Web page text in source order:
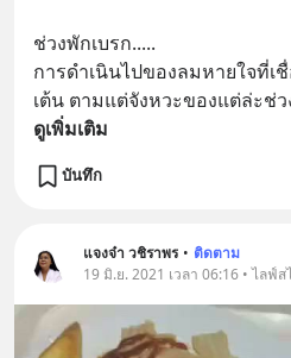
ช่วงพักเบรก.....
การดำเนินไปของลมหายใจที่
เต้น ตามแต่จังหวะของแต่ล่ะช่ว
ดูเพิ่มเติม
บันทึก
แจงจ๋า วชิราพร • ติดตาม
19 มิ.ย. 2021 เวลา 06:16 • ไลฟ์ส